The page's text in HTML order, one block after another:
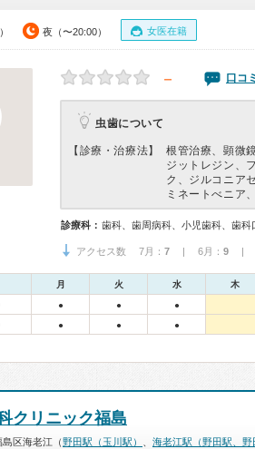
夜（〜20:00） 女医在籍
－ 口コ
虫歯について
【診療・治療法】
根管治療、顕微
ジットレジン、
ク、ジルコニア
ミネートべニア
診療科： 歯科、歯周病科、小児歯科、歯
アクセス数 7月： 7 | 6月： 9 |
月 火 水 木
● ● ●
● ● ●
クリニック福島
区海老江（野田駅（玉川駅） 海老江駅（野田駅、野